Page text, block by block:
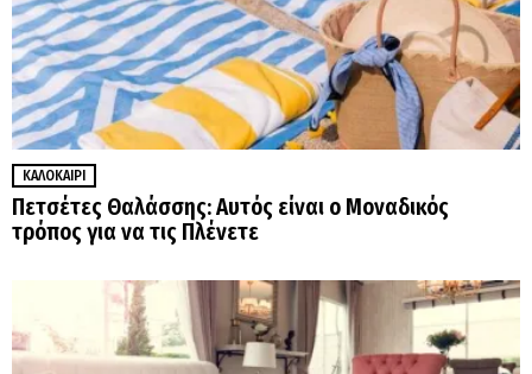
ΚΑΛΟΚΑΊΡΙ
Πετσέτες Θαλάσσης: Αυτός είναι ο Μοναδικός
τρόπος για να τις Πλένετε